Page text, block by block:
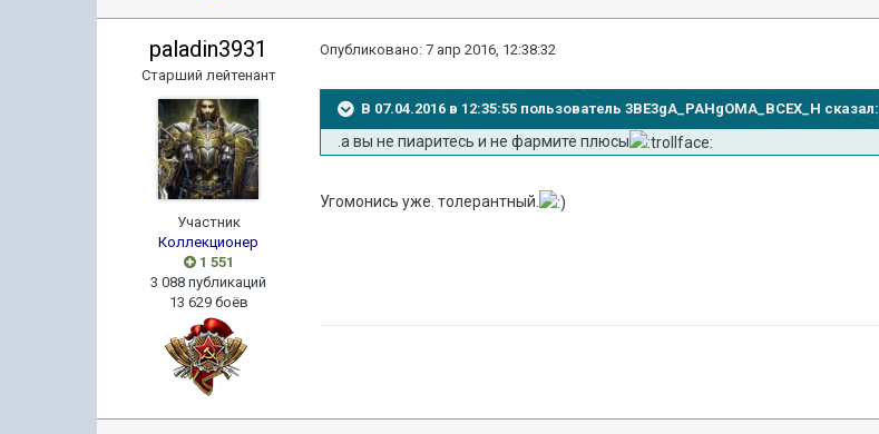
paladin3931
Старший лейтенант
Участник
Коллекционер
1 551
3 088 публикаций
13 629 боёв
Опубликовано:7 апр 2016, 12:38:32
В 07.04.2016 в 12:35:55 пользователь 3BE3gA_PAHgOMA_BCEX_H сказал:
.а вы не пиаритесь и не фармите плюсы
Угомонись уже. толерантный.